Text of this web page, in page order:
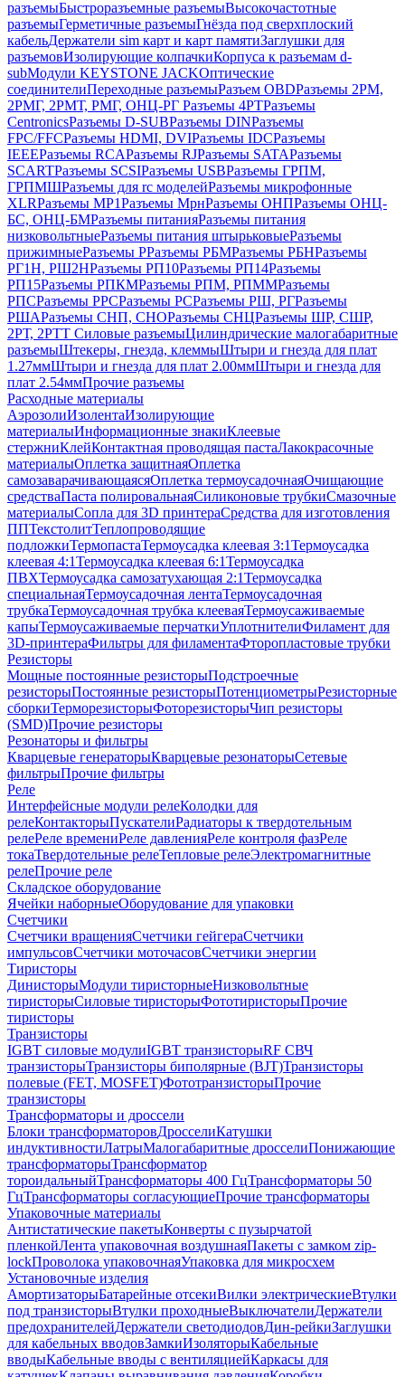
разъемыБыстроразъемные разъемыВысокочастотные
разъемыГерметичные разъемыГнёзда под сверхплоский
кабельДержатели sim карт и карт памятиЗаглушки для
разъемовИзолирующие колпачкиКорпуса к разъемам d-
subМодули KEYSTONE JACKОптические
соединителиПереходные разъемыРазъем OBDРазъемы 2РМ,
2РМГ, 2РМТ, РМГ, ОНЦ-РГ Разъемы 4РТРазъемы
CentronicsРазъемы D-SUBРазъемы DINРазъемы
FPC/FFCРазъемы HDMI, DVIРазъемы IDCРазъемы
IEEEРазъемы RCAРазъемы RJРазъемы SATAРазъемы
SCARTРазъемы SCSIРазъемы USBРазъемы ГРПM,
ГРПМШРазъемы для rc моделейРазъемы микрофонные
XLRРазъемы МР1Разъемы МрнРазъемы ОНПРазъемы ОНЦ-
БС, ОНЦ-БМРазъемы питанияРазъемы питания
низковольтныеРазъемы питания штырьковыеРазъемы
прижимныеРазъемы РРазъемы РБМРазъемы РБНРазъемы
РГ1Н, РШ2НРазъемы РП10Разъемы РП14Разъемы
РП15Разъемы РПКМРазъемы РПМ, РПММРазъемы
РПСРазъемы РРСРазъемы РСРазъемы РШ, РГРазъемы
РШАРазъемы СНП, СНОРазъемы СНЦРазъемы ШР, СШР,
2РТ, 2РТТ Силовые разъемыЦилиндрические малогабаритные
разъемыШтекеры, гнезда, клеммыШтыри и гнезда для плат
1.27ммШтыри и гнезда для плат 2.00ммШтыри и гнезда для
плат 2.54ммПрочие разъемы
Расходные материалы
АэрозолиИзолентаИзолирующие
материалыИнформационные знакиКлеевые
стержниКлейКонтактная проводящая пастаЛакокрасочные
материалыОплетка защитнаяОплетка
самозаварачивающаясяОплетка термоусадочнаяОчищающие
средстваПаста полировальнаяСиликоновые трубкиСмазочные
материалыСопла для 3D принтераСредства для изготовления
ППТекстолитТеплопроводящие
подложкиТермопастаТермоусадка клеевая 3:1Термоусадка
клеевая 4:1Термоусадка клеевая 6:1Термоусадка
ПВХТермоусадка самозатухающая 2:1Термоусадка
специальнаяТермоусадочная лентаТермоусадочная
трубкаТермоусадочная трубка клееваяТермоусаживаемые
капыТермоусаживаемые перчаткиУплотнителиФиламент для
3D-принтераФильтры для филаментаФторопластовые трубки
Резисторы
Мощные постоянные резисторыПодстроечные
резисторыПостоянные резисторыПотенциометрыРезисторные
сборкиТерморезисторыФоторезисторыЧип резисторы
(SMD)Прочие резисторы
Резонаторы и фильтры
Кварцевые генераторыКварцевые резонаторыСетевые
фильтрыПрочие фильтры
Реле
Интерфейсные модули релеКолодки для
релеКонтакторыПускателиРадиаторы к твердотельным
релеРеле времениРеле давленияРеле контроля фазРеле
токаТвердотельные релеТепловые релеЭлектромагнитные
релеПрочие реле
Складское оборудование
Ячейки наборныеОборудование для упаковки
Счетчики
Счетчики вращенияСчетчики гейгераСчетчики
импульсовСчетчики моточасовСчетчики энергии
Тиристоры
ДинисторыМодули тиристорныеНизковольтные
тиристорыСиловые тиристорыФототиристорыПрочие
тиристоры
Транзисторы
IGBT силовые модулиIGBT транзисторыRF СВЧ
транзисторыТранзисторы биполярные (BJT)Транзисторы
полевые (FET, MOSFET)ФототранзисторыПрочие
транзисторы
Трансформаторы и дроссели
Блоки трансформаторовДросселиКатушки
индуктивностиЛатрыМалогабаритные дросселиПонижающие
трансформаторыТрансформатор
тороидальныйТрансформаторы 400 ГцТрансформаторы 50
ГцТрансформаторы согласующиеПрочие трансформаторы
Упаковочные материалы
Антистатические пакетыКонверты с пузырчатой
пленкойЛента упаковочная воздушнаяПакеты с замком zip-
lockПроволока упаковочнаяУпаковка для микросхем
Установочные изделия
АмортизаторыБатарейные отсекиВилки электрическиеВтулки
под транзисторыВтулки проходныеВыключателиДержатели
предохранителейДержатели светодиодовДин-рейкиЗаглушки
для кабельных вводовЗамкиИзоляторыКабельные
вводыКабельные вводы с вентиляциейКаркасы для